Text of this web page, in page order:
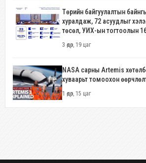
Төрийн байгуулалтын
хуралдаж, 72 асуудлыг
төсөл, УИХ-ын тогтоолын
3 өдөр, 19 цаг
NASA сарны Artemis
хуваарьт томоохон
1 өдөр, 15 цаг